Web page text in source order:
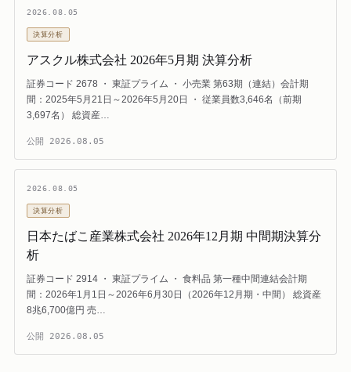
2026.08.05
決算分析
アスクル株式会社 2026年5月期 決算分析
証券コード 2678 ・ 東証プライム ・ 小売業 第63期（連結）会計期
間：2025年5月21日～2026年5月20日 ・ 従業員数3,646名（前期
3,697名） 総資産…
公開 2026.08.05
2026.08.05
決算分析
日本たばこ産業株式会社 2026年12月期 中間期決算分
析
証券コード 2914 ・ 東証プライム ・ 食料品 第一種中間連結会計期
間：2026年1月1日～2026年6月30日（2026年12月期・中間） 総資産
8兆6,700億円 売…
公開 2026.08.05